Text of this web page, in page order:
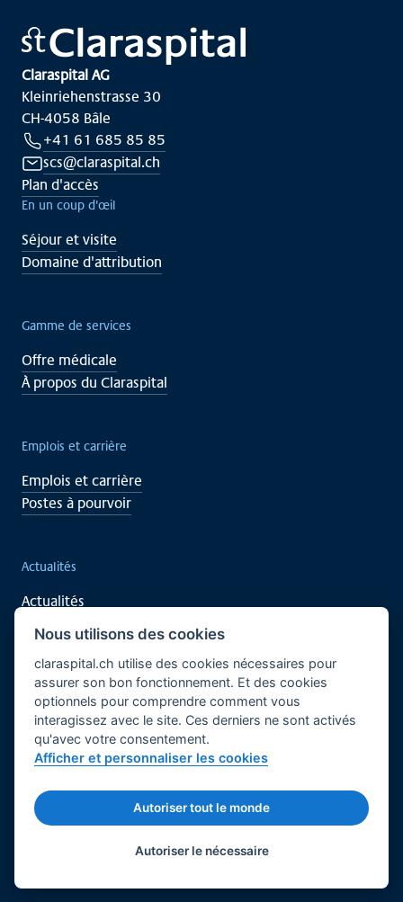
Claraspital AG
Kleinriehenstrasse 30
CH-4058 Bâle
+41 61 685 85 85
scs@claraspital.ch
Plan d'accès
En un coup d'œil
Séjour et visite
Domaine d'attribution
Gamme de services
Offre médicale
À propos du Claraspital
Emplois et carrière
Emplois et carrière
Postes à pourvoir
Actualités
Actualités
Événements
Soutenez vous aussi
Recherche clinique
Centre de rencontre CURA
Bases légales
Mentions légales
© 2026 Claraspital - Tous droits réservés.
Nous utilisons des cookies
claraspital.ch utilise des cookies nécessaires pour
assurer son bon fonctionnement. Et des cookies
optionnels pour comprendre comment vous
interagissez avec le site. Ces derniers ne sont activés
qu'avec votre consentement.
Afficher et personnaliser les cookies
Autoriser tout le monde
Autoriser le nécessaire